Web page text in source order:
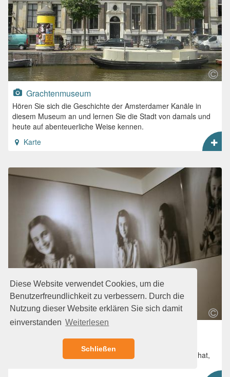
Diese Website verwendet Cookies, um die
Benutzerfreundlichkeit zu verbessern. Durch die
Nutzung dieser Website erklären Sie sich damit
einverstanden Weiterlesen
Schließen
Grachtenmuseum
Hören Sie sich die Geschichte der Amsterdamer Kanäle in
diesem Museum an und lernen Sie die Stadt von damals und
heute auf abenteuerliche Weise kennen.
Karte
Vom Versteck zum Museum. Sehen und erleben Sie die
geheime Annexe, den Ort, wo sich Anne Frank versteckt hat,